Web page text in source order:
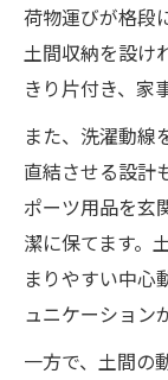
荷物運びが格段
土間収納を設け
きり片付き、家
また、洗濯動線
直結させる設計
ポーツ用品を玄
潔に保てます。
まりやすい中心
ュニケーション
一方で、土間の